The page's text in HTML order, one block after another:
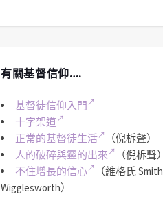
有關基督信仰….
基督徒信仰入門
十字架道
正常的基督徒生活
（倪柝聲）
人的破碎與靈的出來
（倪柝聲）
不住增長的信心
（維格氏 Smith
Wigglesworth）